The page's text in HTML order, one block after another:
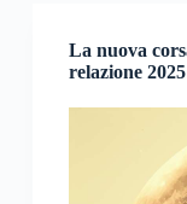
La nuova
relazione